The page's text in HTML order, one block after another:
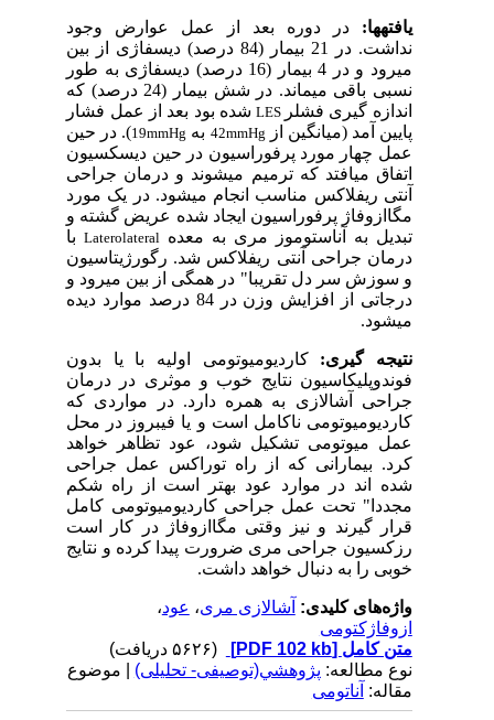
یافته­ها:در دوره بعد از عمل عوارض وجود
نداشت. در 21 بیمار (84 درصد) د
سفاژی از بین
می­رود و در 4 بیمار (16 درصد) دیسفاژی به طور
نسبی باقی م ی­ماند.
در شش بیمار (24 درصد) که
اندازه گیری فشلرLES شده بود بعد از عمل فشار
ایین آمد (میانگین از 42mmHgبه19mmHg
).در حین
عمل چهار مورد پرفوراسیون در حین دیسکسیون
اتفاق می­افتد که ترمیم می­شوند و درمان جراحی
آنتی ریفلاکس مناسب انجام می­شود. در یک مورد
مگاازوفاژ پرفوراسیون ایجاد شده عریض گشته و
تبدیل به آناستوموز مری به معدهLaterolateralبا
درمان جراحی آنتی ریفلاکس شد. رگورژیتاسیون
و سوزش سر دل تقریبا" در همگی از بین می­رود و
درجاتی از افزایش وزن در 84 درصد موارد دیده
می­شود.
نتیجه گیری:کاردیومیوتومی اولیه با یا بدون
فوندوپلیکاسیون نتایج خوب و موثری در درمان
جراحی آشالازی به همره دارد. در مواردی که
کاردیومیوتومی ناکامل است و یا فیبروز در محل
عمل میوتومی تشکیل شود، عود تظاهر خواهد
کرد. بیمارانی که از راه توراکس عمل جراحی
شده اند در موارد عود بهتر است از راه شکم
مجددا" تحت عمل جراحی کاردیومیوتومی کامل
قرار گیرند و نیز وقتی مگاازوفاژ در کار است
رزکسیون جراحی مری ضرورت پیدا کرده و نتایج
خوبی را به دنبال خواهد داشت.
واژه‌های کلیدی:آشالازی مری،عود،
ازوفاژکتومی
متن کامل[PDF 102 kb]
نوع مطالعه:پژوهشي(توصیفی- تحلیلی) | موضوع
مقاله:آناتومی